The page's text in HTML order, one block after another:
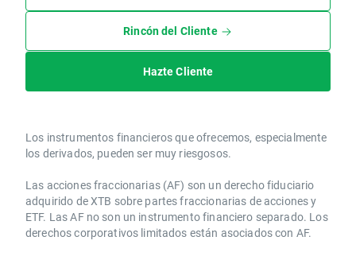
Rincón del Cliente
Hazte Cliente
Los instrumentos financieros que ofrecemos, especialmente
los derivados, pueden ser muy riesgosos.
Las acciones fraccionarias (AF) son un derecho fiduciario
adquirido de XTB sobre partes fraccionarias de acciones y
ETF. Las AF no son un instrumento financiero separado. Los
derechos corporativos limitados están asociados con AF.